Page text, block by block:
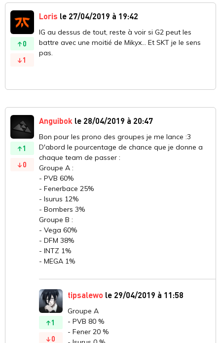
0
1
Loris le 27/04/2019 à 19:42
IG au dessus de tout, reste à voir si G2 peut les
battre avec une moitié de Mikyx... Et SKT je le sens
pas.
1
0
Anguibok le 28/04/2019 à 20:47
Bon pour les prono des groupes je me lance :3
D'abord le pourcentage de chance que je donne a
chaque team de passer :
Groupe A :
- PVB 60%
- Fenerbace 25%
- Isurus 12%
- Bombers 3%
Groupe B :
- Vega 60%
- DFM 38%
- INTZ 1%
- MEGA 1%
1
0
tipsalewo le 29/04/2019 à 11:58
Groupe A
- PVB 80 %
- Fener 20 %